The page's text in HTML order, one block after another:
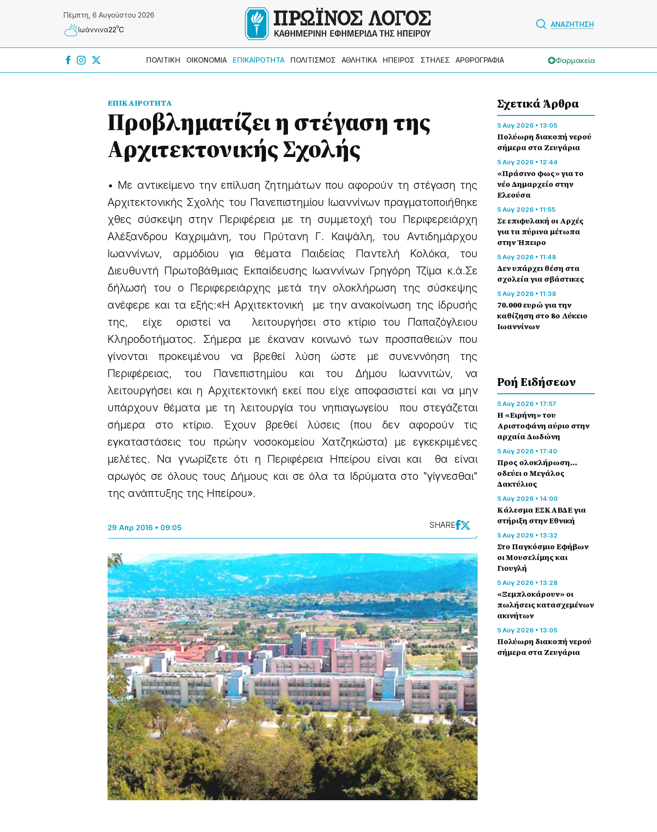
Πέμπτη, 6 Αυγούστου 2026
Ιωάννɩνα22ºC
ΑΝΑΖΗΤΗΣΗ
ΠΟΛΙΤΙΚΗ ΟΙΚΟΝΟΜΙΑ ΕΠΙΚΑΙΡΟΤΗΤΑ ΠΟΛΙΤΙΣΜΟΣ ΑΘΛΗΤΙΚΑ ΗΠΕΙΡΟΣ ΣΤΗΛΕΣ ΑΡΘΡΟΓΡΑΦΙΑ Φαρμακεία
ΕΠΙΚΑΙΡΟΤΗΤΑ
Προβληματίζει η στέγαση της
Αρχιτεκτονικής Σχολής
• Με αντικείμενο την επίλυση ζητημάτων που αφορούν τη στέγαση της
Αρχιτεκτονικής Σχολής του Πανεπιστημίου Ιωαννίνων πραγματοποιήθηκε
χθες σύσκεψη στην Περιφέρεια με τη συμμετοχή του Περιφερειάρχη
Αλέξανδρου Καχριμάνη, του Πρύτανη Γ. Καψάλη, του Αντιδημάρχου
Ιωαννίνων, αρμόδιου για θέματα Παιδείας Παντελή Κολόκα, του
Διευθυντή Πρωτοβάθμιας Εκπαίδευσης Ιωαννίνων Γρηγόρη Τζίμα κ.ά.Σε
δήλωσή του ο Περιφερειάρχης μετά την ολοκλήρωση της σύσκεψης
ανέφερε και τα εξής:«Η Αρχιτεκτονική με την ανακοίνωση της ίδρυσής
της, είχε οριστεί να λειτουργήσει στο κτίριο του Παπαζόγλειου
Κληροδοτήματος. Σήμερα με έκαναν κοινωνό των προσπαθειών που
γίνονται προκειμένου να βρεθεί λύση ώστε με συνεννόηση της
Περιφέρειας, του Πανεπιστημίου και του Δήμου Ιωαννιτών, να
λειτουργήσει και η Αρχιτεκτονική εκεί που είχε αποφασιστεί και να μην
υπάρχουν θέματα με τη λειτουργία του νηπιαγωγείου που στεγάζεται
σήμερα στο κτίριο. Έχουν βρεθεί λύσεις (που δεν αφορούν τις
εγκαταστάσεις του πρώην νοσοκομείου Χατζηκώστα) με εγκεκριμένες
μελέτες. Να γνωρίζετε ότι η Περιφέρεια Ηπείρου είναι και θα είναι
αρωγός σε όλους τους Δήμους και σε όλα τα Ιδρύματα στο "γίγνεσθαι"
της ανάπτυξης της Ηπείρου».
29 Απρ 2016 • 09:05 SHARE
Σχετικά Άρθρα
5 Αύγ 2026 • 13:05
Πολύωρη διακοπή νερού
σήμερα στα Ζευγάρια
5 Αύγ 2026 • 12:44
«Πράσινο φως» για το
νέο Δημαρχείο στην
Ελεούσα
5 Αύγ 2026 • 11:55
Σε επιφυλακή οι Αρχές
για τα πύρινα μέτωπα
στην Ήπειρο
5 Αύγ 2026 • 11:48
Δεν υπάρχει θέση στα
σχολεία για σβάστικες
5 Αύγ 2026 • 11:38
70.000 ευρώ για την
καθίζηση στο 8ο Λύκειο
Ιωαννίνων
Ροή Eιδήσεων
5 Αύγ 2026 • 17:57
Η «Ειρήνη» του
Αριστοφάνη αύριο στην
αρχαία Δωδώνη
5 Αύγ 2026 • 17:40
Προς ολοκλήρωση…
οδεύει ο Μεγάλος
Δακτύλιος
5 Αύγ 2026 • 14:00
Κάλεσμα ΕΣΚΑΒΔΕ για
στήριξη στην Εθνική
5 Αύγ 2026 • 13:32
Στο Παγκόσμιο Εφήβων
οι Μουσελίμης και
Γιουγλή
5 Αύγ 2026 • 13:28
«Ξεμπλοκάρουν» οι
πωλήσεις κατασχεμένων
ακινήτων
5 Αύγ 2026 • 13:05
Πολύωρη διακοπή νερού
σήμερα στα Ζευγάρια